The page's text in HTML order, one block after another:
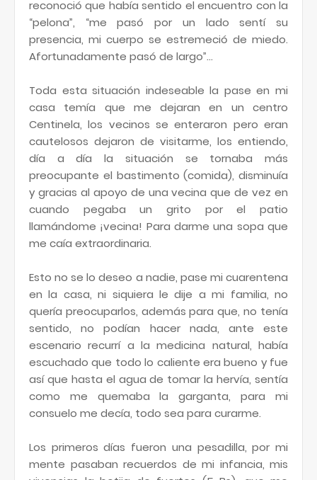
reconoció que había sentido el encuentro con la
“pelona”, “me pasó por un lado sentí su
presencia, mi cuerpo se estremeció de miedo.
Afortunadamente pasó de largo”...
Toda esta situación indeseable la pase en mi
casa temía que me dejaran en un centro
Centinela, los vecinos se enteraron pero eran
cautelosos dejaron de visitarme, los entiendo,
día a día la situación se tornaba más
preocupante el bastimento (comida), disminuía
y gracias al apoyo de una vecina que de vez en
cuando pegaba un grito por el patio
llamándome ¡vecina! Para darme una sopa que
me caía extraordinaria.
Esto no se lo deseo a nadie, pase mi cuarentena
en la casa, ni siquiera le dije a mi familia, no
quería preocuparlos, además para que, no tenía
sentido, no podían hacer nada, ante este
escenario recurrí a la medicina natural, había
escuchado que todo lo caliente era bueno y fue
así que hasta el agua de tomar la hervía, sentía
como me quemaba la garganta, para mi
consuelo me decía, todo sea para curarme.
Los primeros días fueron una pesadilla, por mi
mente pasaban recuerdos de mi infancia, mis